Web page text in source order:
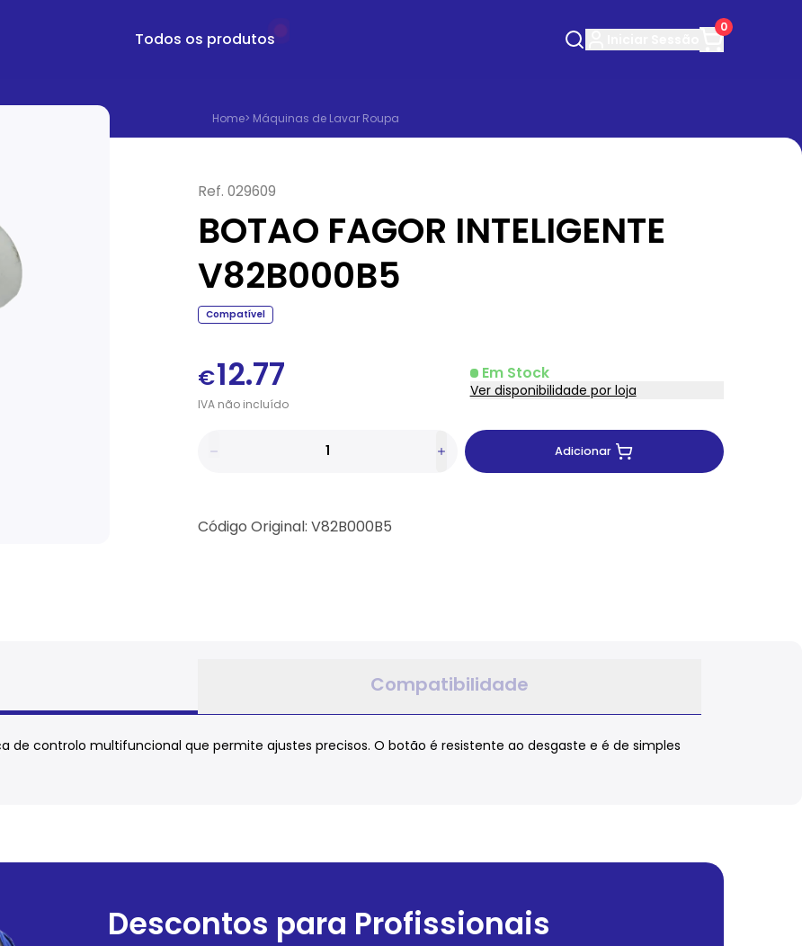
Todos os produtos
0
Home> Máquinas de Lavar Roupa
Ref. 029609
BOTAO FAGOR INTELIGENTE
V82B000B5
Compatível
€12.77
IVAnãoincluído
Em Stock
Ver disponibilidade por loja
Adicionar
Código Original: V82B000B5
Compatibilidade
de controlo multifuncional que permite ajustes precisos. O botão é resistente ao desgaste e é de simples
Descontos para Profissionais